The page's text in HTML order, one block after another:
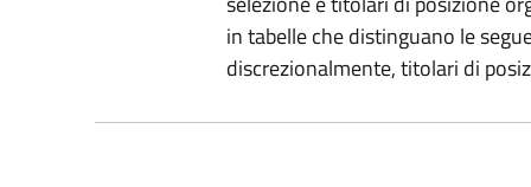
in tabelle che distinguano le
discrezionalmente, titolari di